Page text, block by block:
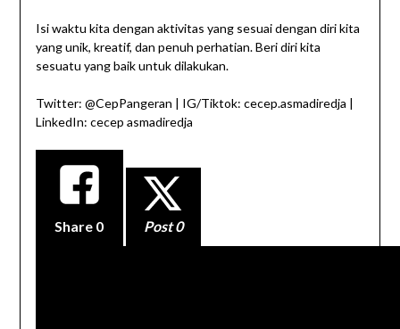
Isi waktu kita dengan aktivitas yang sesuai dengan diri kita
yang unik, kreatif, dan penuh perhatian. Beri diri kita
sesuatu yang baik untuk dilakukan.
Twitter: @CepPangeran | IG/Tiktok: cecep.asmadiredja |
LinkedIn: cecep asmadiredja
Share 0 Post 0